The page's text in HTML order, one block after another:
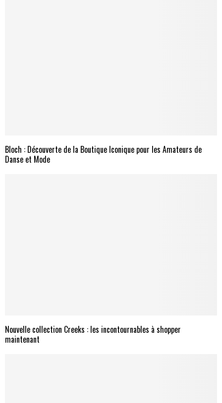
Bloch : Découverte de la Boutique Iconique pour les Amateurs de
Danse et Mode
Nouvelle collection Creeks : les incontournables à shopper
maintenant